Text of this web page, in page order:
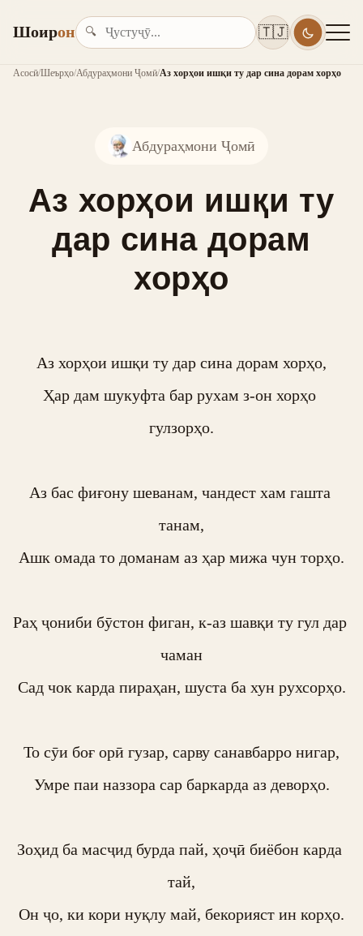
Шоирон 🔍 🇹🇯
Асосӣ/Шеърҳо/Абдураҳмони Ҷомӣ/Аз хорҳои ишқи ту дар сина дорам хорҳо
Абдураҳмони Ҷомӣ
Аз хорҳои ишқи ту
дар сина дорам
хорҳо
Аз хорҳои ишқи ту дар сина дорам хорҳо,
Ҳар дам шукуфта бар рухам з-он хорҳо
гулзорҳо.
Аз бас фиғону шеванам, чандест хам гашта
танам,
Ашк омада то доманам аз ҳар мижа чун торҳо.
Раҳ ҷониби бӯстон фиган, к-аз шавқи ту гул дар
чаман
Сад чок карда пираҳан, шуста ба хун рухсорҳо.
То сӯи боғ орӣ гузар, сарву санавбарро нигар,
Умре паи наззора сар баркарда аз деворҳо.
Зоҳид ба масҷид бурда пай, ҳоҷӣ биёбон карда
тай,
Он ҷо, ки кори нуқлу май, бекорияст ин корҳо.